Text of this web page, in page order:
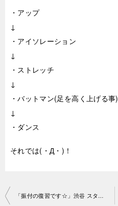
・アップ
↓
・アイソレーション
↓
・ストレッチ
↓
・バットマン(足を高く上げる事)
↓
・ダンス
それでは(・Д・)！
投
「振付の復習です☆」渋谷 スタジオ2019-8-31-no0006-1261